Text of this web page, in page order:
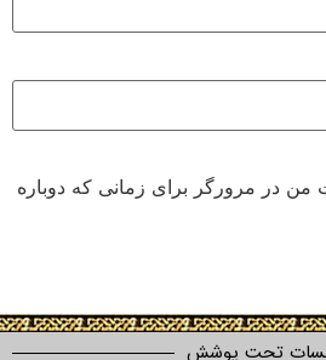
برای زمانی که دوباره